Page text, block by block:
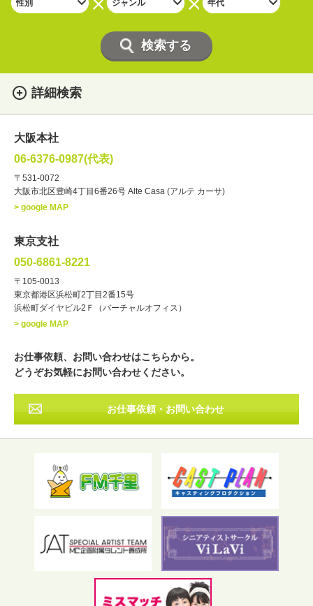
詳細検索
・性別
・ジャンル
ナレーター レポーター
・年齢
・出身地 北海道 東北
その他
フリーワード検索
大阪本社
06-6376-0987(代表)
〒531-0072
大阪市北区豊崎4丁目6番26号 Alte Casa (アルテ カーサ)
> google MAP
東京支社
050-6861-8221
〒105-0013
東京都港区浜松町2丁目2番15号
浜松町ダイヤビル2Ｆ（バーチャルオフィス）
> google MAP
お仕事依頼、お問い合わせはこちらから。
どうぞお気軽にお問い合わせください。
お仕事依頼・お問い合わせ